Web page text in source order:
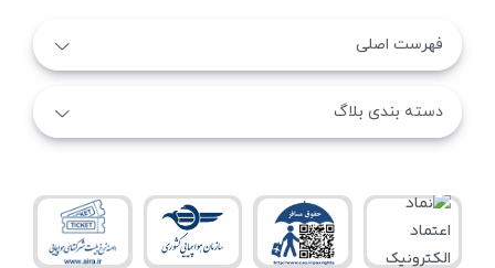
فهرست اصلی
دسته بندی بلاگ